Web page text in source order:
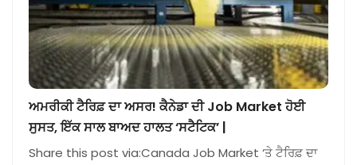
ਅਮਰੀਕੀ ਟੈਰਿਫ਼ ਦਾ ਅਸਰ! ਕੈਨੇਡਾ ਦੀ Job Market ਹੋਈ
ਸੁਸਤ, ਇੱਕ ਸਾਲ ਬਾਅਦ ਹਾਲਤ ‘ਸਟੈਟਿਕ’ |
Share this post via:Canada Job Market ‘ਤੇ ਟੈਰਿਫ਼ ਦਾ